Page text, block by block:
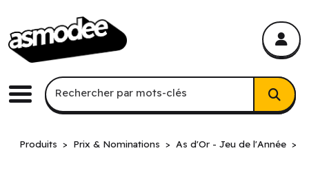
Menu
Recherche par mots-clés
Rechercher par mots-clés
Produits Prix & Nominations As d'Or - Jeu de l'Année